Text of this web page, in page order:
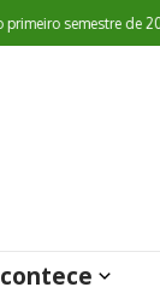
semestre de 2026